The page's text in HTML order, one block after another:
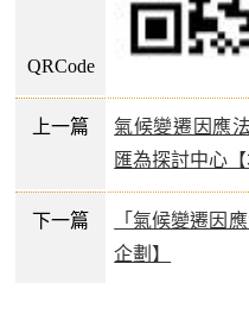
QRCode
上一篇
氣候變遷因應
匯為探討中心【
下一篇
「氣候變遷因
企劃】